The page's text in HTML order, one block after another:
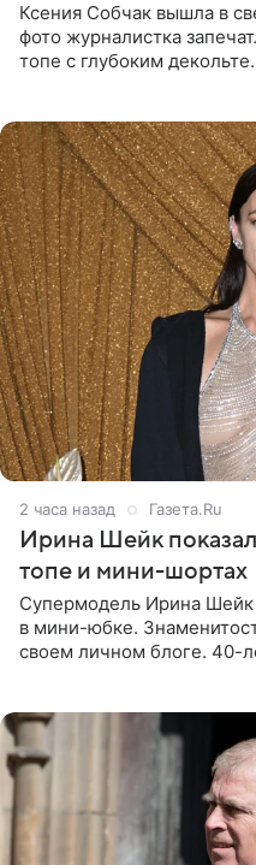
Ксения Собчак вышла в
фото журналистка
топе с глубоким
2 часа назад Газета.Ru
Ирина Шейк
топе и мини-шортах
Супермодель Ирина Шейк
в мини-юбке.
своем личном блоге. 40-